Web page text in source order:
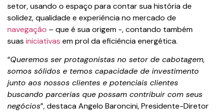
setor, usando o espaço para contar sua história de
solidez, qualidade e experiência no mercado de
navegação – que é sua origem -, contando também
suas iniciativas em prol da eficiência energética.
“Queremos ser protagonistas no setor de cabotagem,
somos sólidos e temos capacidade de investimento
junto aos nossos clientes e potenciais clientes
buscando parcerias que possam contribuir com seus
negócios”, destaca Angelo Baroncini, Presidente-Diretor